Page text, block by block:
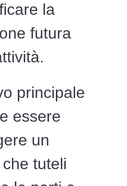
la
futura
principale
essere
un
tuteli